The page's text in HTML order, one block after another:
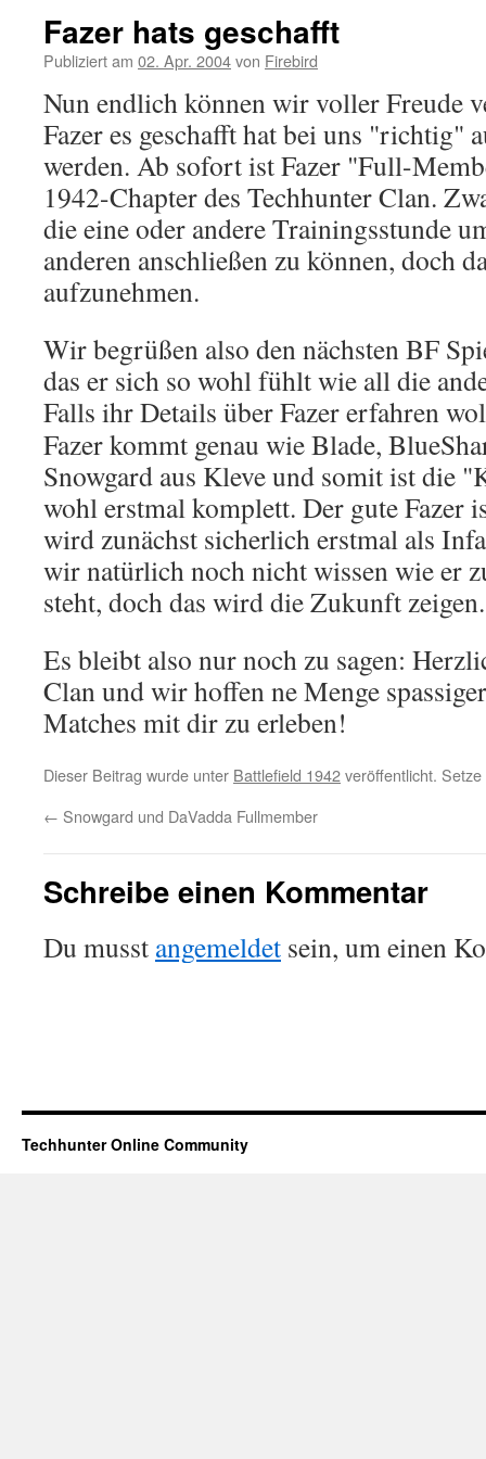
Fazer hats geschafft
Publiziert am 02. Apr. 2004von Firebird
Nun endlich können wir voller Freude
Fazer es geschafft hat bei uns "richtig"
werden. Ab sofort ist Fazer "Full-
1942-Chapter des Techhunter Clan.
die eine oder andere Trainingsstunde
anderen anschließen zu können, doch
aufzunehmen.
Wir begrüßen also den nächsten BF
das er sich so wohl fühlt wie all die
Falls ihr Details über Fazer erfahren
Fazer kommt genau wie Blade,
Snowgard aus Kleve und somit ist die
wohl erstmal komplett. Der gute Fazer
wird zunächst sicherlich erstmal als
wir natürlich noch nicht wissen wie er
steht, doch das wird die Zukunft zeigen.
Es bleibt also nur noch zu sagen:
Clan und wir hoffen ne Menge
Matches mit dir zu erleben!
Dieser Beitrag wurde unter Battlefield 1942veröffentlicht.
← Snowgard und DaVadda Fullmember
Schreibe einen Kommentar
Du musst angemeldet sein, um einen
Techhunter Online Community